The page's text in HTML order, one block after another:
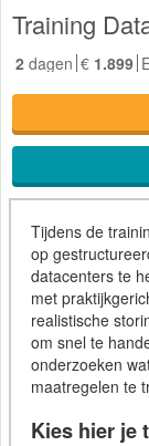
SKILLS
Training
2 dagen € 1.899
Tijdens de
op
datacenters te
met
realistische
om snel te
onderzoeken
maatregelen te
Kies hier je